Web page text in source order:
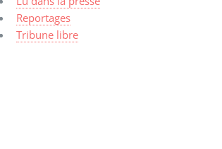
Reportages
Tribune libre